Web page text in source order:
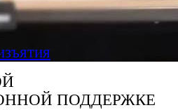
ПОДДЕРЖКЕ